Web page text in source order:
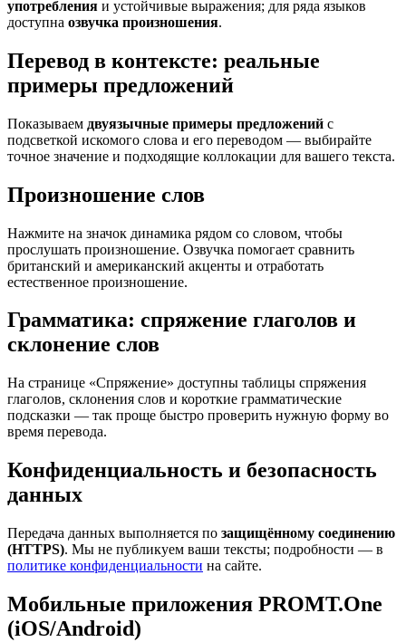
употребления и устойчивые выражения; для ряда языков
доступна озвучка произношения.
Перевод в контексте: реальные
примеры предложений
Показываем двуязычные примеры предложений с
подсветкой искомого слова и его переводом — выбирайте
точное значение и подходящие коллокации для вашего текста.
Произношение слов
Нажмите на значок динамика рядом со словом, чтобы
прослушать произношение. Озвучка помогает сравнить
британский и американский акценты и отработать
естественное произношение.
Грамматика: спряжение глаголов и
склонение слов
На странице «Спряжение» доступны таблицы спряжения
глаголов, склонения слов и короткие грамматические
подсказки — так проще быстро проверить нужную форму во
время перевода.
Конфиденциальность и безопасность
данных
Передача данных выполняется по защищённому соединению
(HTTPS). Мы не публикуем ваши тексты; подробности — в
политике конфиденциальности на сайте.
Мобильные приложения PROMT.One
(iOS/Android)